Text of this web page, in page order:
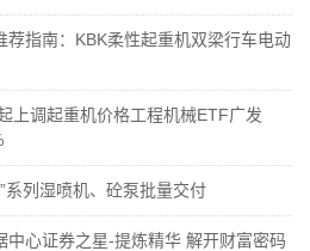
荐指南：KBK柔性起重机双梁行车电动
上调起重机价格工程机械ETF广发
系列湿喷机、砼泵批量交付
心证券之星-提炼精华 解开财富密码